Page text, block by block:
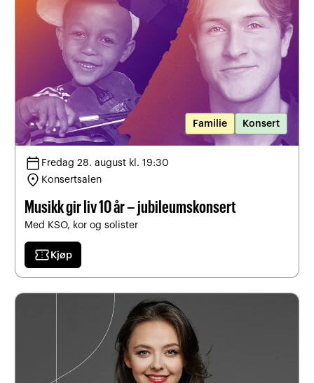
Familie Konsert
calendar_today Fredag 28. august kl. 19:30
location_on Konsertsalen
Musikk gir liv 10 år – jubileumskonsert
Med KSO, kor og solister
confirmation_number Kjøp